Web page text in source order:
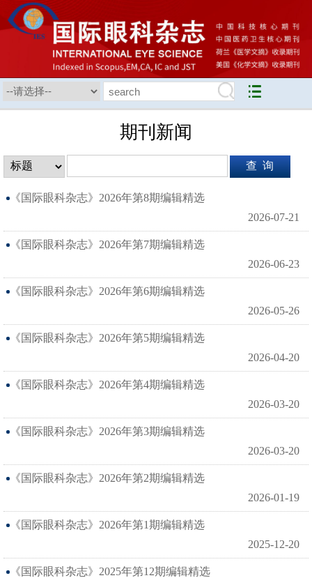
期刊新闻
《国际眼科杂志》2026年第8期编辑精选
2026-07-21
《国际眼科杂志》2026年第7期编辑精选
2026-06-23
《国际眼科杂志》2026年第6期编辑精选
2026-05-26
《国际眼科杂志》2026年第5期编辑精选
2026-04-20
《国际眼科杂志》2026年第4期编辑精选
2026-03-20
《国际眼科杂志》2026年第3期编辑精选
2026-03-20
《国际眼科杂志》2026年第2期编辑精选
2026-01-19
《国际眼科杂志》2026年第1期编辑精选
2025-12-20
《国际眼科杂志》2025年第12期编辑精选